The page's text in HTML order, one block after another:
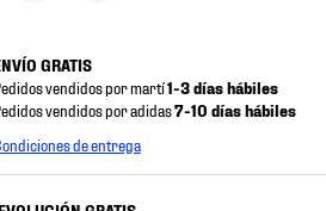
GRATIS
vendidos por martí1-3 días hábiles
vendidos por adidas7-10 días hábiles
de entrega